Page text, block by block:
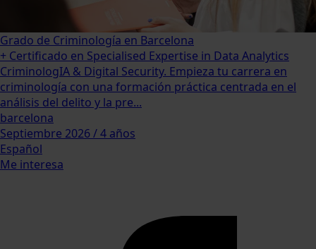
Grado de Criminología en Barcelona
+ Certificado en Specialised Expertise in Data Analytics
CriminologIA & Digital Security. Empieza tu carrera en
criminología con una formación práctica centrada en el
análisis del delito y la pre...
barcelona
Septiembre 2026 / 4 años
Español
Me interesa